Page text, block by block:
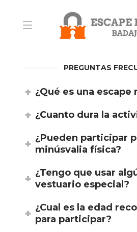
PREGUNTAS
¿Qué es una escape
¿Cuanto dura la
¿Pueden participar
minúsvalia física?
¿Tengo que usar
vestuario especial?
¿Cual es la edad
para participar?